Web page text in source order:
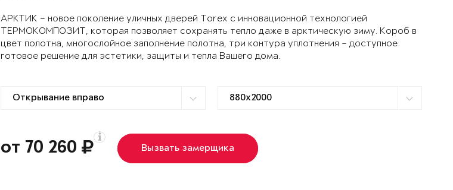
АРКТИК – новое поколение уличных дверей Torex с инновационной технологией
ТЕРМОКОМПОЗИТ, которая позволяет сохранять тепло даже в арктическую зиму. Короб в
цвет полотна, многослойное заполнение полотна, три контура уплотнения – доступное
готовое решение для эстетики, защиты и тепла Вашего дома.
от 70 260 Вызвать замерщика